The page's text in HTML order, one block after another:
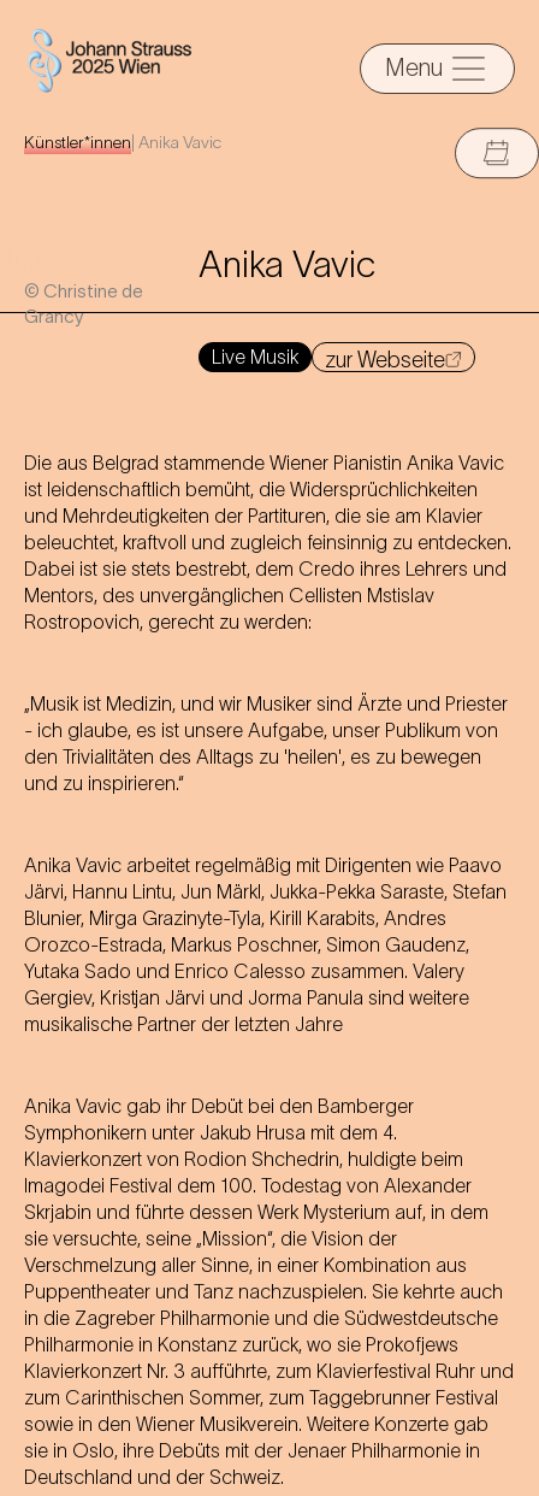
Menu
Künstler*innen Anika Vavic
© Christine de
Grancy
Anika Vavic
Live Musik zur Webseite
Die aus Belgrad stammende Wiener Pianistin Anika Vavic
ist leidenschaftlich bemüht, die Widersprüchlichkeiten
und Mehrdeutigkeiten der Partituren, die sie am Klavier
beleuchtet, kraftvoll und zugleich feinsinnig zu entdecken.
Dabei ist sie stets bestrebt, dem Credo ihres Lehrers und
Mentors, des unvergänglichen Cellisten Mstislav
Rostropovich, gerecht zu werden:
„Musik ist Medizin, und wir Musiker sind Ärzte und Priester
- ich glaube, es ist unsere Aufgabe, unser Publikum von
den Trivialitäten des Alltags zu 'heilen', es zu bewegen
und zu inspirieren.“
Anika Vavic arbeitet regelmäßig mit Dirigenten wie Paavo
Järvi, Hannu Lintu, Jun Märkl, Jukka-Pekka Saraste, Stefan
Blunier, Mirga Grazinyte-Tyla, Kirill Karabits, Andres
Orozco-Estrada, Markus Poschner, Simon Gaudenz,
Yutaka Sado und Enrico Calesso zusammen. Valery
Gergiev, Kristjan Järvi und Jorma Panula sind weitere
musikalische Partner der letzten Jahre
Anika Vavic gab ihr Debüt bei den Bamberger
Symphonikern unter Jakub Hrusa mit dem 4.
Klavierkonzert von Rodion Shchedrin, huldigte beim
Imagodei Festival dem 100. Todestag von Alexander
Skrjabin und führte dessen Werk Mysterium auf, in dem
sie versuchte, seine „Mission“, die Vision der
Verschmelzung aller Sinne, in einer Kombination aus
Puppentheater und Tanz nachzuspielen. Sie kehrte auch
in die Zagreber Philharmonie und die Südwestdeutsche
Philharmonie in Konstanz zurück, wo sie Prokofjews
Klavierkonzert Nr. 3 aufführte, zum Klavierfestival Ruhr und
zum Carinthischen Sommer, zum Taggebrunner Festival
sowie in den Wiener Musikverein. Weitere Konzerte gab
sie in Oslo, ihre Debüts mit der Jenaer Philharmonie in
Deutschland und der Schweiz.